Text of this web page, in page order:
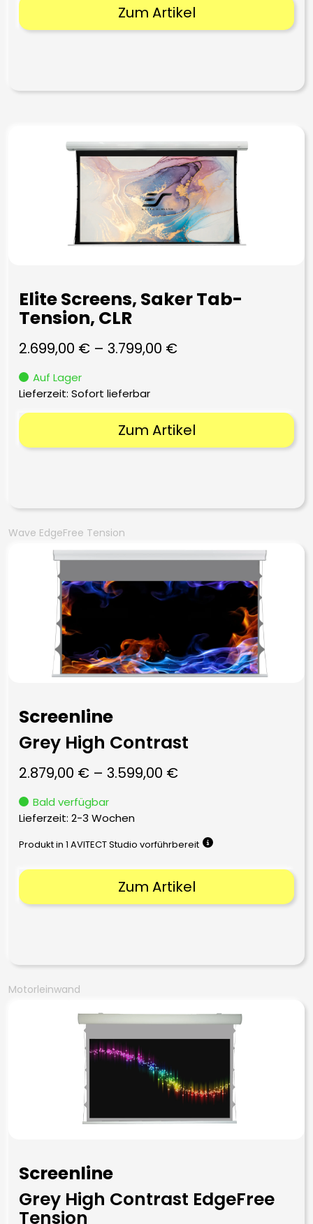
Zum Artikel
Elite Screens, Saker Tab-
Tension, CLR
2.699,00 € – 3.799,00 €
Auf Lager
Lieferzeit: Sofort lieferbar
Zum Artikel
Wave EdgeFree Tension
Screenline
Grey High Contrast
2.879,00 € – 3.599,00 €
Bald verfügbar
Lieferzeit: 2-3 Wochen
Produkt in 1 AVITECT Studio vorführbereit
Zum Artikel
Motorleinwand
Screenline
Grey High Contrast EdgeFree
Tension